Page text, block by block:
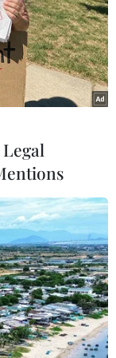
lực cho